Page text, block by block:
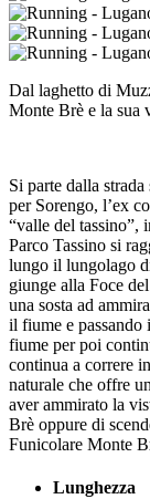
Dal laghetto di
Monte Brè e la sua
Si parte dalla
per Sorengo, l’ex
“valle del tassino”,
Parco Tassino si
lungo il lungolago
giunge alla Foce
una sosta ad
il fiume e passando
fiume per poi
continua a correre
naturale che offre
aver ammirato la
Brè oppure di
Funicolare Monte
Lunghezza